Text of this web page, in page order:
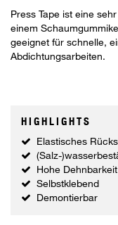
Press Tape ist eine
einem
geeignet für schnelle,
Abdichtungsarbeiten.
HIGHLIGHTS
Elastisches
(Salz-
Hohe Dehnbarkeit
Selbstklebend
Demontierbar